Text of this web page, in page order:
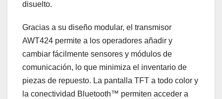
disuelto.
Gracias a su diseño modular, el transmisor
AWT424 permite a los operadores añadir y
cambiar fácilmente sensores y módulos de
comunicación, lo que minimiza el inventario de
piezas de repuesto. La pantalla TFT a todo color y
la conectividad Bluetooth™ permiten acceder a